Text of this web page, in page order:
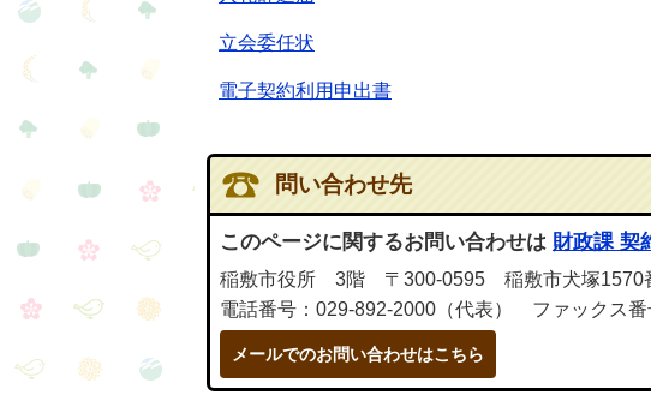
立会委任状
電子契約利用申出書
問い合わせ先
このページに関するお問い合わせは 財政課 契
稲敷市役所 3階 〒300-0595 稲敷市犬塚1570
電話番号：029-892-2000（代表） ファックス番
メールでのお問い合わせはこちら